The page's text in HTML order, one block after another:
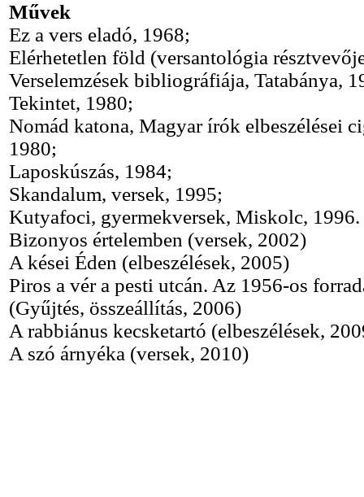
Művek
Ez a vers eladó, 1968;
Elérhetetlen föld (versantológia
Verselemzések bibliográfiája, Tatabánya,
Tekintet, 1980;
Nomád katona, Magyar írók elbeszélései
1980;
Laposkúszás, 1984;
Skandalum, versek, 1995;
Kutyafoci, gyermekversek, Miskolc, 1996.
Bizonyos értelemben (versek, 2002)
A kései Éden (elbeszélések, 2005)
Piros a vér a pesti utcán. Az 1956-os
(Gyűjtés, összeállítás, 2006)
A rabbiánus kecsketartó (elbeszélések,
A szó árnyéka (versek, 2010)